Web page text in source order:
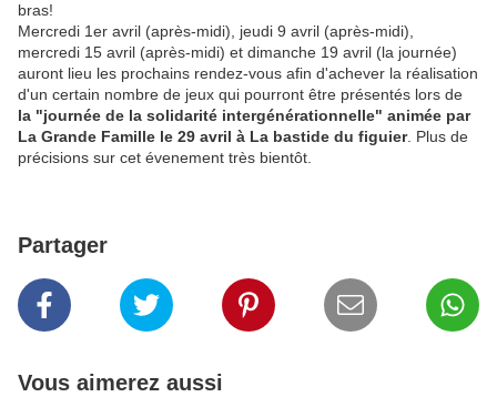
bras!
Mercredi 1er avril (après-midi), jeudi 9 avril (après-midi),
mercredi 15 avril (après-midi) et dimanche 19 avril (la journée)
auront lieu les prochains rendez-vous afin d'achever la réalisation
d'un certain nombre de jeux qui pourront être présentés lors de
la "journée de la solidarité intergénérationnelle" animée par
La Grande Famille le 29 avril à La bastide du figuier. Plus de
précisions sur cet évenement très bientôt.
Partager
Vous aimerez aussi